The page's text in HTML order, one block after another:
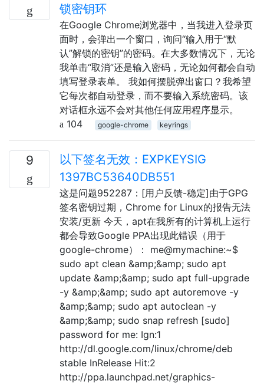
锁密钥环
在Google Chrome浏览器中，当我进入登录页
面时，会弹出一个窗口，询问“输入用于“默
认”解锁的密钥”的密码。在大多数情况下，无论
我单击“取消”还是输入密码，无论如何都会自动
填写登录表单。 我如何摆脱弹出窗口？我希望
它每次都自动登录，而不要输入系统密码。该
对话框永远不会对其他任何应用程序显示。
104
google-chrome keyrings
9
以下签名无效：EXPKEYSIG
1397BC53640DB551
这是问题952287：[用户反馈-稳定]由于GPG
签名密钥过期，Chrome for Linux的报告无法
安装/更新 今天，apt在我所有的计算机上运行
都会导致Google PPA出现此错误（用于
google-chrome）： me@mymachine:~$
sudo apt clean &amp;&amp; sudo apt
update &amp;&amp; sudo apt full-upgrade
-y &amp;&amp; sudo apt autoremove -y
&amp;&amp; sudo apt autoclean -y
&amp;&amp; sudo snap refresh [sudo]
password for me: Ign:1
http://dl.google.com/linux/chrome/deb
stable InRelease Hit:2
http://ppa.launchpad.net/graphics-